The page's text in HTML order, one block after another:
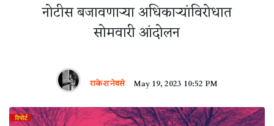
नोटीस बजावणाऱ्या अधिकाऱ्यांविरोधात
सोमवारी आंदोलन
राकेश नेवसे May 19, 2023 10:52 PM